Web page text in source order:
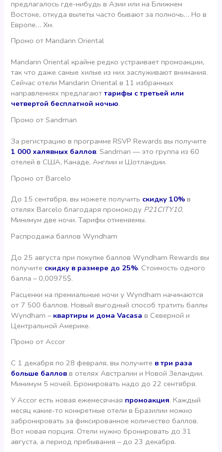
предлагалось где-нибудь в Азии или на Ближнем
Востоке, откуда вылеты часто бывают за полночь… Но в
Европе… Хм.
Промо от Mandarin Oriental
Mandarin Oriental крайне редко устраивает промоакции,
так что даже самые хилые из них заслуживают внимания.
Сейчас отели Mandarin Oriental в 11 избранных
направлениях предлагаюттарифы с третьей или
четвертой бесплатной ночью.
Промо от Sandman
За регистрацию в программе RSVP Rewards вы получите
1 000 халявных баллов. Sandman — это группа из 60
отелей в США, Канаде, Англии и Шотландии.
Промо от Barcelo
До 15 сентября, вы можете получить скидку 10% в
отелях Barcelo благодаря промокоду P21CITY10.
Минимум две ночи. Тарифы отменяемы.
Распродажа баллов Wyndham
До 25 августа при покупке баллов Wyndham Rewards вы
получите скидку в размере до 25%. Стоимость одного
балла – 0,00975$.
Расценки на премиальные ночи у Wyndham начинаются
от 7 500 баллов. Новый выгодный способ тратить баллы
Wyndham – квартиры и дома Vacasa в Северной и
Центральной Америке.
Промо от Accor
С 1 декабря по 28 февраля, вы получите в три раза
больше баллов в отелях Австралии и Новой Зеландии.
Минимум 5 ночей. Бронировать надо до 22 сентября.
У Accor есть новая ежемесячная промоакция. Каждый
месяц какие-то конкретные отели в Бразилии можно
забронировать за фиксированное количество баллов.
Вот новая порция. Отели нужно бронировать до 31
августа, а период пребывания – до 23 декабря.